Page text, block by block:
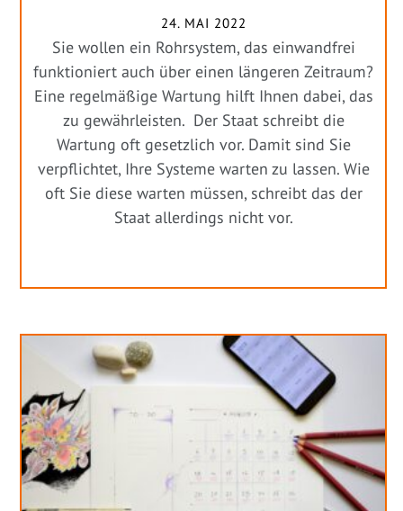
24. MAI 2022
Sie wollen ein Rohrsystem, das einwandfrei
funktioniert auch über einen längeren Zeitraum?
Eine regelmäßige Wartung hilft Ihnen dabei, das
zu gewährleisten. Der Staat schreibt die
Wartung oft gesetzlich vor. Damit sind Sie
verpflichtet, Ihre Systeme warten zu lassen. Wie
oft Sie diese warten müssen, schreibt das der
Staat allerdings nicht vor.